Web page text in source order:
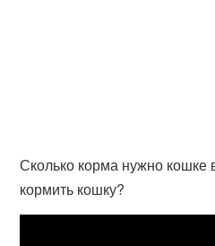
Сколько корма нужно кошке
кормить кошку?